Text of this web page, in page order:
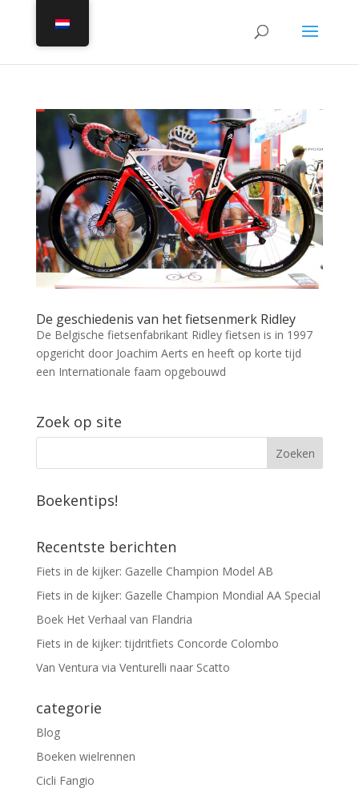
De geschiedenis van het fietsenmerk Ridley
De Belgische fietsenfabrikant Ridley fietsen is in 1997
opgericht door Joachim Aerts en heeft op korte tijd
een Internationale faam opgebouwd
Zoek op site
Boekentips!
Recentste berichten
Fiets in de kijker: Gazelle Champion Model AB
Fiets in de kijker: Gazelle Champion Mondial AA Special
Boek Het Verhaal van Flandria
Fiets in de kijker: tijdritfiets Concorde Colombo
Van Ventura via Venturelli naar Scatto
categorie
Blog
Boeken wielrennen
Cicli Fangio